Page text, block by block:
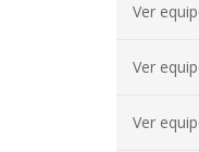
Ver
Ver
Ver